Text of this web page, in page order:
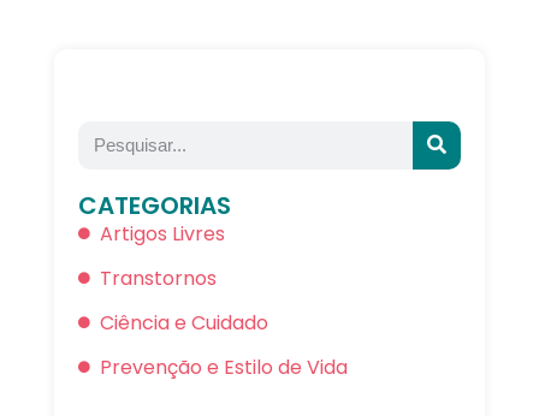
CATEGORIAS
Artigos Livres
Transtornos
Ciência e Cuidado
Prevenção e Estilo de Vida